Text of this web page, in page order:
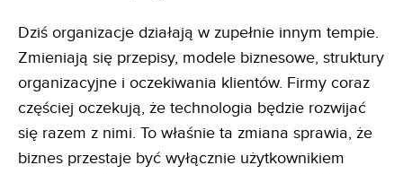
Dziś organizacje działają w zupełnie innym tempie.
Zmieniają się przepisy, modele biznesowe, struktury
organizacyjne i oczekiwania klientów. Firmy coraz
częściej oczekują, że technologia będzie rozwijać
się razem z nimi. To właśnie ta zmiana sprawia, że
biznes przestaje być wyłącznie użytkownikiem